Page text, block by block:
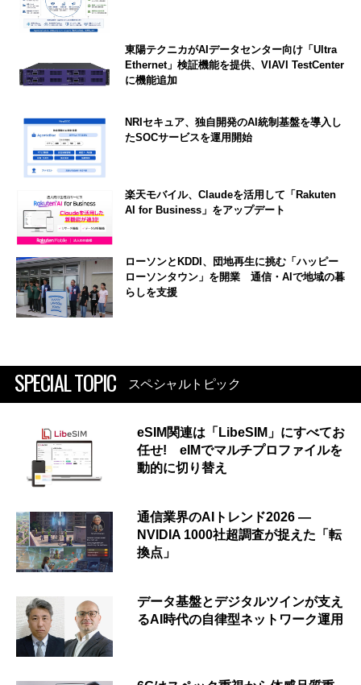
東陽テクニカがAIデータセンター向け「Ultra
Ethernet」検証機能を提供、VIAVI TestCenter
に機能追加
NRIセキュア、独自開発のAI統制基盤を導入し
たSOCサービスを運用開始
楽天モバイル、Claudeを活用して「Rakuten
AI for Business」をアップデート
ローソンとKDDI、団地再生に挑む「ハッピー
ローソンタウン」を開業 通信・AIで地域の暮
らしを支援
SPECIAL TOPIC スペシャルトピック
eSIM関連は「LibeSIM」にすべてお
任せ! eIMでマルチプロファイルを
動的に切り替え
通信業界のAIトレンド2026 ―
NVIDIA 1000社超調査が捉えた「転
換点」
データ基盤とデジタルツインが支え
るAI時代の自律型ネットワーク運用